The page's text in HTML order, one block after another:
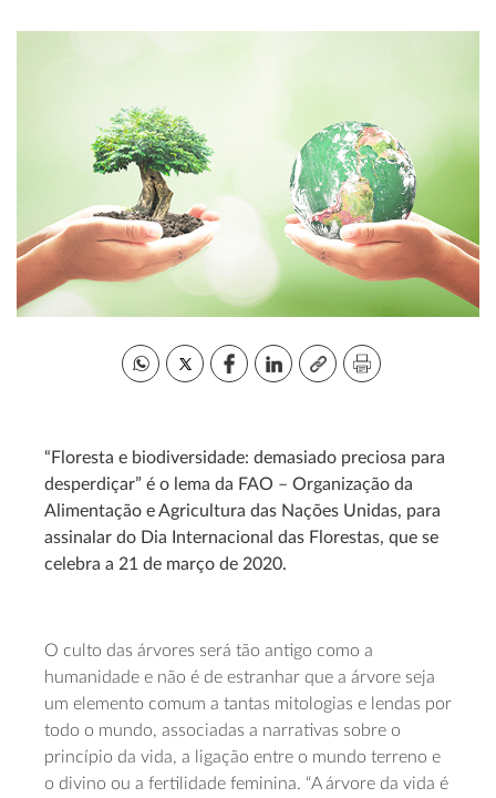
“Floresta e biodiversidade: demasiado preciosa para
desperdiçar” é o lema da FAO – Organização da
Alimentação e Agricultura das Nações Unidas, para
assinalar do Dia Internacional das Florestas, que se
celebra a 21 de março de 2020.
O culto das árvores será tão antigo como a
humanidade e não é de estranhar que a árvore seja
um elemento comum a tantas mitologias e lendas por
todo o mundo, associadas a narrativas sobre o
princípio da vida, a ligação entre o mundo terreno e
o divino ou a fertilidade feminina. “A árvore da vida é